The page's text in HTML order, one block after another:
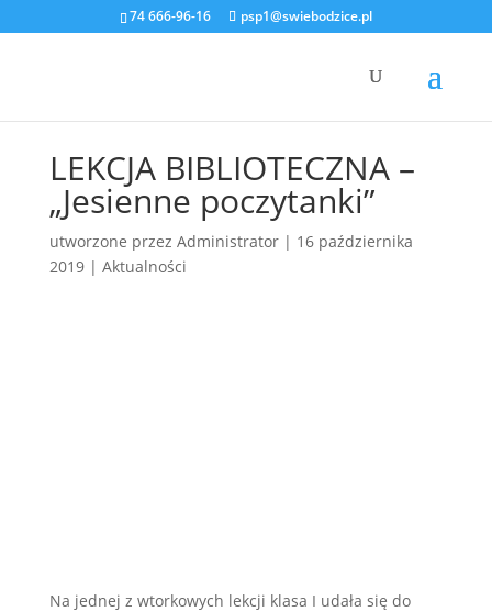
74 666-96-16 psp1@swiebodzice.pl
LEKCJA BIBLIOTECZNA –
„Jesienne poczytanki”
utworzone przez Administrator| 16 października
2019| Aktualności
Na jednej z wtorkowych lekcji klasa I udała się do